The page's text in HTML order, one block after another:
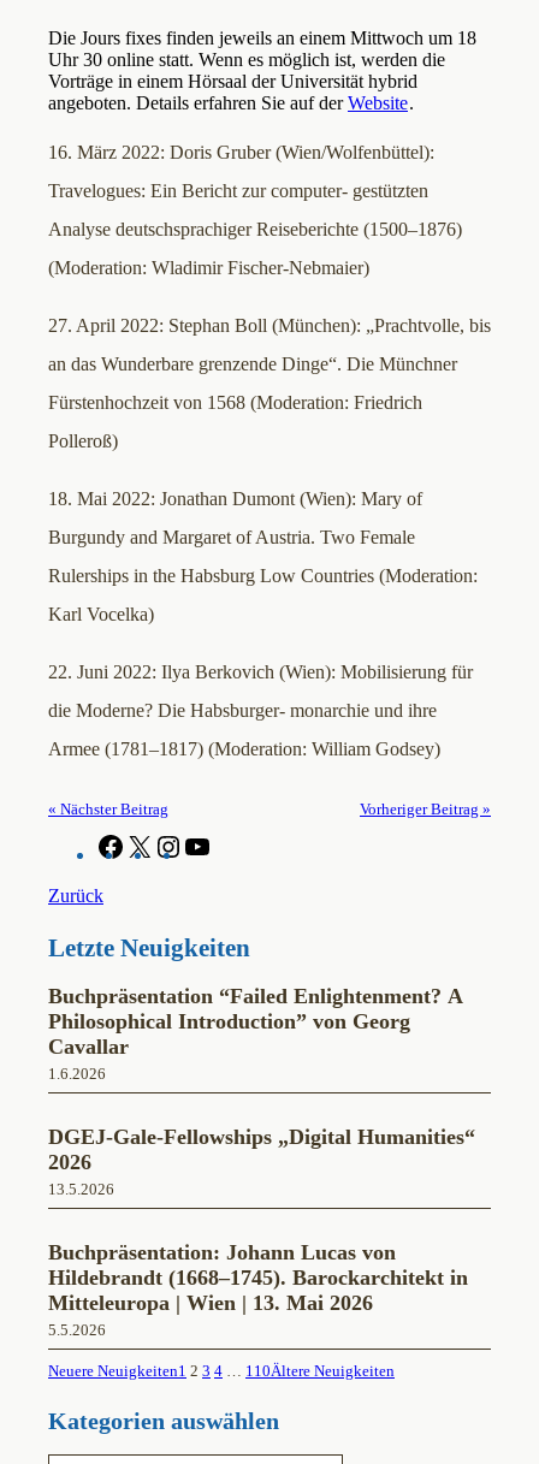
Die Jours fixes finden jeweils an einem Mittwoch um 18
Uhr 30 online statt. Wenn es möglich ist, werden die
Vorträge in einem Hörsaal der Universität hybrid
angeboten. Details erfahren Sie auf derWebsite.
16. März 2022: Doris Gruber (Wien/Wolfenbüttel):
Travelogues: Ein Bericht zur computer- gestützten
Analyse deutschsprachiger Reiseberichte (1500–1876)
(Moderation: Wladimir Fischer-Nebmaier)
27. April 2022: Stephan Boll (München): „Prachtvolle, bis
an das Wunderbare grenzende Dinge“. Die Münchner
Fürstenhochzeit von 1568 (Moderation: Friedrich
Polleroß)
18. Mai 2022: Jonathan Dumont (Wien): Mary of
Burgundy and Margaret of Austria. Two Female
Rulerships in the Habsburg Low Countries (Moderation:
Karl Vocelka)
22. Juni 2022: Ilya Berkovich (Wien): Mobilisierung für
die Moderne? Die Habsburger- monarchie und ihre
Armee (1781–1817) (Moderation: William Godsey)
« Nächster Beitrag Vorheriger Beitrag »
F
a
o
k
X
I
g
a
m
b
Zurück
Letzte Neuigkeiten
Buchpräsentation “Failed Enlightenment? A
Philosophical Introduction” von Georg
Cavallar
1.6.2026
DGEJ-Gale-Fellowships „Digital Humanities“
2026
13.5.2026
Buchpräsentation: Johann Lucas von
Hildebrandt (1668–1745). Barockarchitekt in
Mitteleuropa | Wien | 13. Mai 2026
5.5.2026
Neuere Neuigkeiten1 2 3 4 … 110Ältere Neuigkeiten
Kategorien auswählen